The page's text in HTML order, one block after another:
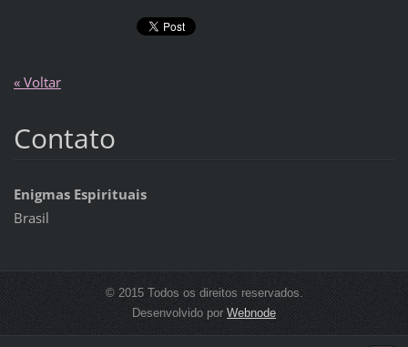
« Voltar
Contato
Enigmas Espirituais
Brasil
© 2015 Todos os direitos reservados.
Desenvolvido por Webnode